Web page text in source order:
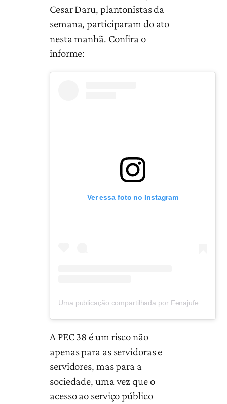
Cesar Daru, plantonistas da
semana, participaram do ato
nesta manhã. Confira o
informe:
Ver essa foto no Instagram
Uma publicação compartilhada por Fenajufe (@fenajufe)
A PEC 38 é um risco não
apenas para as servidoras e
servidores, mas para a
sociedade, uma vez que o
acesso ao serviço público